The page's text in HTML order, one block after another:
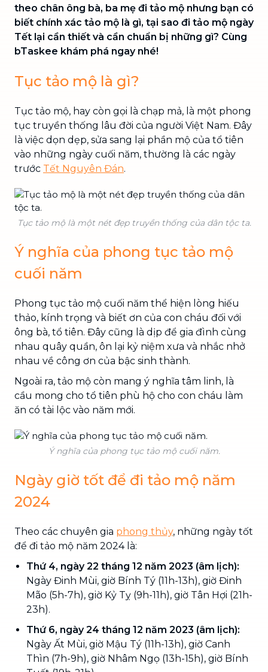
theo chân ông bà, ba mẹ đi tảo mộ nhưng bạn có
biết chính xác tảo mộ là gì, tại sao đi tảo mộ ngày
Tết lại cần thiết và cần chuẩn bị những gì? Cùng
bTaskee khám phá ngay nhé!
Tục tảo mộ là gì?
Tục tảo mộ, hay còn gọi là chạp mả, là một phong
tục truyền thống lâu đời của người Việt Nam. Đây
là việc dọn dẹp, sửa sang lại phần mộ của tổ tiên
vào những ngày cuối năm, thường là các ngày
trước Tết Nguyên Đán.
Tục tảo mộ là một nét đẹp truyền thống của dân tộc ta.
Ý nghĩa của phong tục tảo mộ
cuối năm
Phong tục tảo mộ cuối năm thể hiện lòng hiếu
thảo, kính trọng và biết ơn của con cháu đối với
ông bà, tổ tiên. Đây cũng là dịp để gia đình cùng
nhau quây quần, ôn lại kỷ niệm xưa và nhắc nhở
nhau về công ơn của bậc sinh thành.
Ngoài ra, tảo mộ còn mang ý nghĩa tâm linh, là
cầu mong cho tổ tiên phù hộ cho con cháu làm
ăn có tài lộc vào năm mới.
Ý nghĩa của phong tục tảo mộ cuối năm.
Ngày giờ tốt để đi tảo mộ năm
2024
Theo các chuyên gia phong thủy, những ngày tốt
để đi tảo mộ năm 2024 là:
Thứ 4, ngày 22 tháng 12 năm 2023 (âm lịch):
Ngày Đinh Mùi, giờ Bính Tý (11h-13h), giờ Đinh
Mão (5h-7h), giờ Kỷ Tỵ (9h-11h), giờ Tân Hợi (21h-
23h).
Thứ 6, ngày 24 tháng 12 năm 2023 (âm lịch):
Ngày Ất Mùi, giờ Mậu Tý (11h-13h), giờ Canh
Thìn (7h-9h), giờ Nhâm Ngọ (13h-15h), giờ Bính